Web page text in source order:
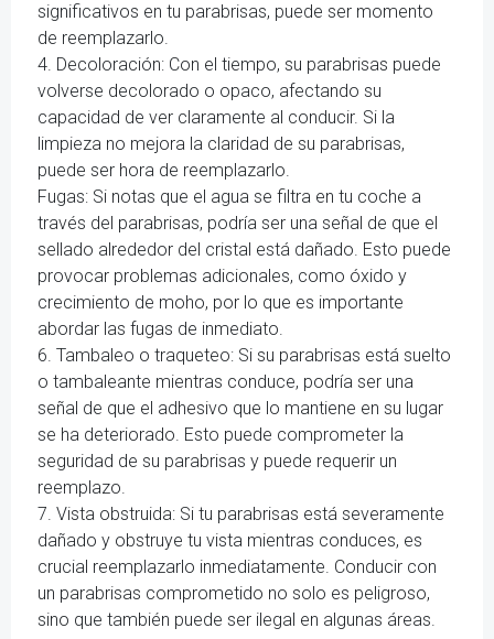
significativos en tu parabrisas, puede ser momento
de reemplazarlo.
4. Decoloración: Con el tiempo, su parabrisas puede
volverse decolorado o opaco, afectando su
capacidad de ver claramente al conducir. Si la
limpieza no mejora la claridad de su parabrisas,
puede ser hora de reemplazarlo.
Fugas: Si notas que el agua se filtra en tu coche a
través del parabrisas, podría ser una señal de que el
sellado alrededor del cristal está dañado. Esto puede
provocar problemas adicionales, como óxido y
crecimiento de moho, por lo que es importante
abordar las fugas de inmediato.
6. Tambaleo o traqueteo: Si su parabrisas está suelto
o tambaleante mientras conduce, podría ser una
señal de que el adhesivo que lo mantiene en su lugar
se ha deteriorado. Esto puede comprometer la
seguridad de su parabrisas y puede requerir un
reemplazo.
7. Vista obstruida: Si tu parabrisas está severamente
dañado y obstruye tu vista mientras conduces, es
crucial reemplazarlo inmediatamente. Conducir con
un parabrisas comprometido no solo es peligroso,
sino que también puede ser ilegal en algunas áreas.